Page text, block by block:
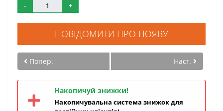
-
+
ПОВІДОМИТИ ПРО ПОЯВУ
Попер. Наст.
Накопичуй знижки!
Накопичувальна система знижок для